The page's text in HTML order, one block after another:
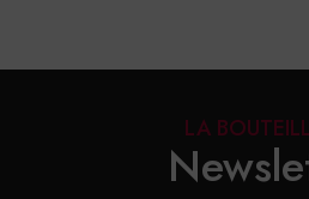
LA